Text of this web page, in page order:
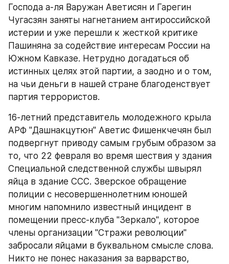
Господа а-ля Варужан Аветисян и Гарегин
Чугасзян заняты нагнетанием антироссийской
истерии и уже перешли к жесткой критике
Пашиняна за содействие интересам России на
Южном Кавказе. Нетрудно догадаться об
истинных целях этой партии, а заодно и о том,
на чьи деньги в нашей стране благоденствует
партия террористов.
16-летний представитель молодежного крыла
АРФ "Дашнакцутюн" Аветис Фишенкчечян был
подвергнут приводу самым грубым образом за
то, что 22 февраля во время шествия у здания
Специальной следственной службы швырял
яйца в здание ССС. Зверское обращение
полиции с несовершеннолетним юношей
многим напомнило известный инцидент в
помещении пресс-клуба "Зеркало", которое
члены организации "Стражи революции"
забросали яйцами в буквальном смысле слова.
Никто не понес наказания за варварство,